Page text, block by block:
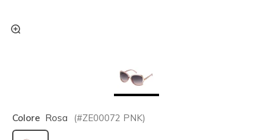
Colore Rosa (#ZE00072 PNK)